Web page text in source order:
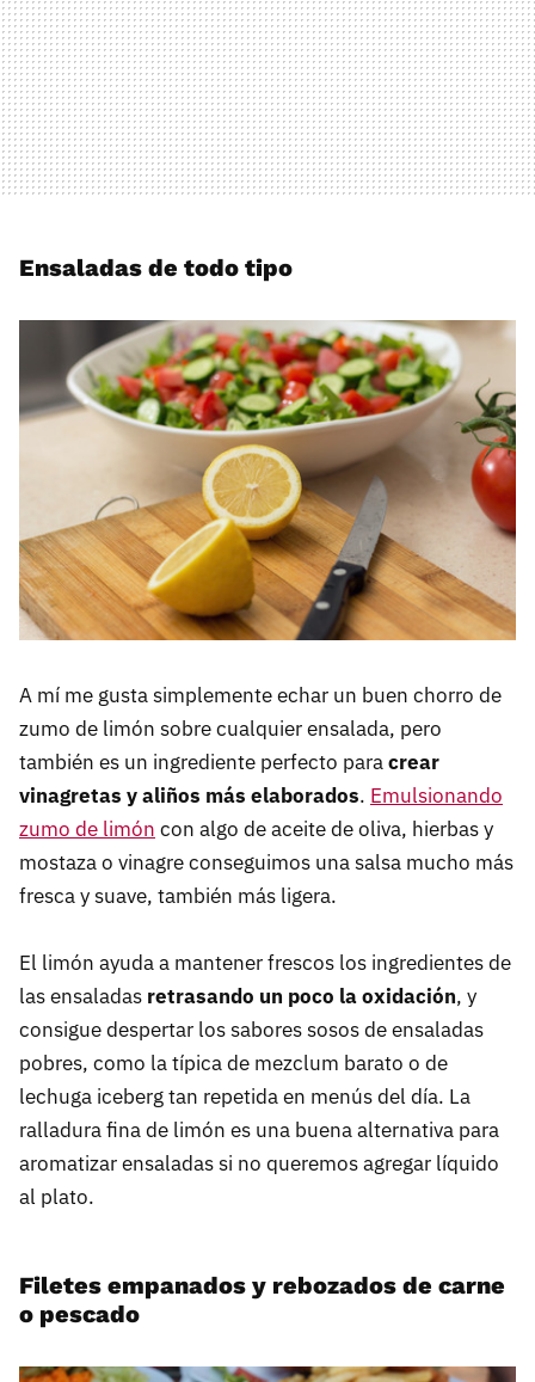
Ensaladas de todo tipo
A mí me gusta simplemente echar un buen chorro de
zumo de limón sobre cualquier ensalada, pero
también es un ingrediente perfecto paracrear
vinagretas y aliños más elaborados. Emulsionando
zumo de limón con algo de aceite de oliva, hierbas y
mostaza o vinagre conseguimos una salsa mucho más
fresca y suave, también más ligera.
El limón ayuda a mantener frescos los ingredientes de
las ensaladas retrasando un poco la oxidación, y
consigue despertar los sabores sosos de ensaladas
pobres, como la típica de mezclum barato o de
lechuga iceberg tan repetida en menús del día. La
ralladura fina de limón es una buena alternativa para
aromatizar ensaladas si no queremos agregar líquido
al plato.
Filetes empanados y rebozados de carne
o pescado